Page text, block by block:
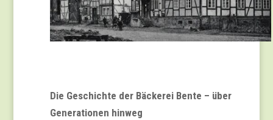
Die Geschichte der Bäckerei Bente – über
Generationen hinweg